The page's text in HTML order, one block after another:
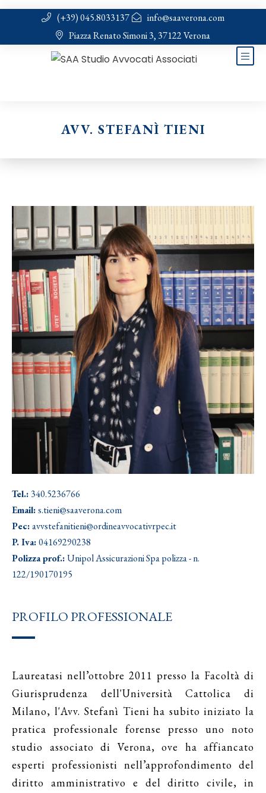
(+39) 045.8033137
info@saaverona.com
Piazza Renato Simoni 3, 37122 Verona
AVV. STEFANÌ TIENI
Tel.: 340.5236766
Email:s.tieni@saaverona.com
Pec:avvstefanitieni@ordineavvocativrpec.it
P. Iva:04169290238
Polizza prof.:Unipol Assicurazioni Spa polizza - n.
122/190170195
PROFILO PROFESSIONALE
Laureatasi nell’ottobre 2011 presso la Facoltà di
Giurisprudenza dell'Università Cattolica di
Milano, l'Avv. Stefanì Tieni ha subito iniziato la
pratica professionale forense presso uno noto
studio associato di Verona, ove ha affiancato
esperti professionisti nell’approfondimento del
diritto amministrativo e del diritto civile, in